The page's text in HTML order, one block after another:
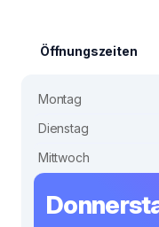
Öffnungszeiten
Montag
Dienstag
Mittwoch